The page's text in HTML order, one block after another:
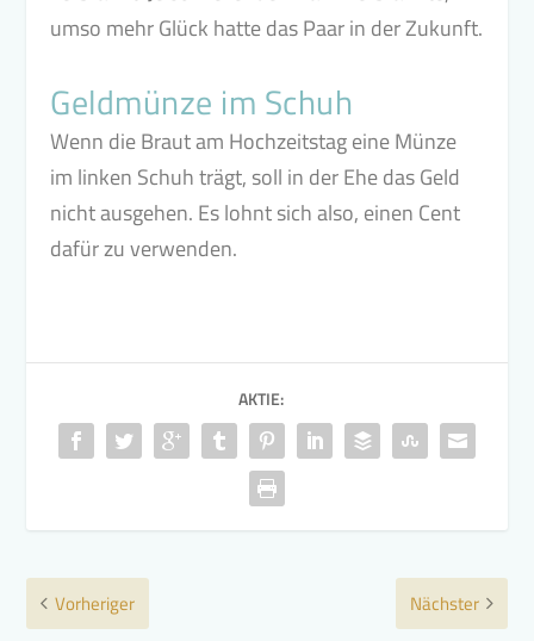
umso mehr Glück hatte das Paar in der Zukunft.
Geldmünze im Schuh
Wenn die Braut am Hochzeitstag eine Münze
im linken Schuh trägt, soll in der Ehe das Geld
nicht ausgehen. Es lohnt sich also, einen Cent
dafür zu verwenden.
AKTIE:
Vorheriger Nächster